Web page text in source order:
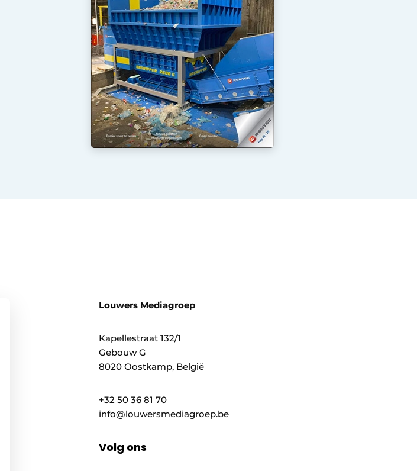
Louwers Mediagroep
Kapellestraat 132/1
Gebouw G
8020 Oostkamp, België
+32 50 36 81 70
info@louwersmediagroep.be
Volg ons